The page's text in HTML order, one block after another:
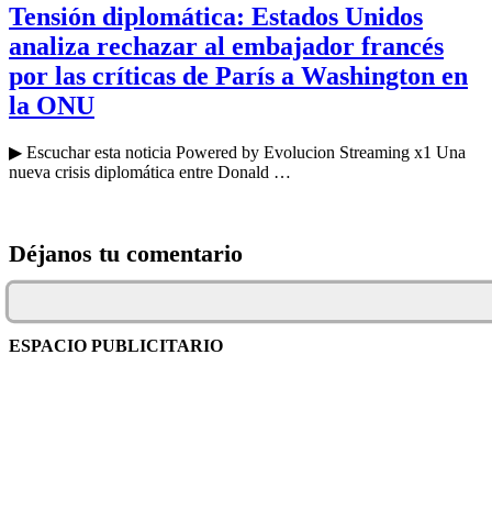
Tensión diplomática: Estados Unidos
analiza rechazar al embajador francés
por las críticas de París a Washington en
la ONU
▶ Escuchar esta noticia Powered by Evolucion Streaming x1 Una
nueva crisis diplomática entre Donald …
Déjanos tu comentario
ESPACIO PUBLICITARIO